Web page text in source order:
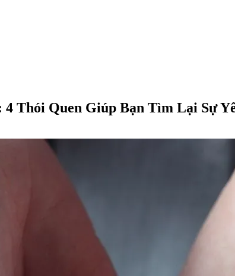
Thói Quen Giúp Bạn Tìm Lại Sự